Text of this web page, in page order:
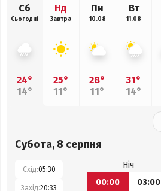
Сб
Сьогодні
24°
14°
Нд
Завтра
25°
11°
Пн
10.08
28°
11°
Вт
11.08
31°
14°
Субота, 8 серпня
Схід:05:30
Захід:20:33
Ніч
00:00
03:00